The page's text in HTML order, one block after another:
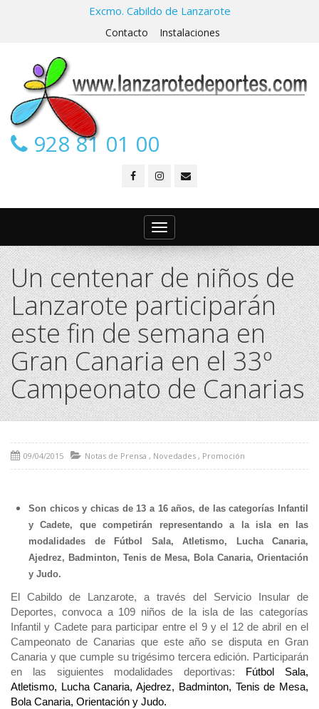
Excmo. Cabildo de Lanzarote
Contacto Instalaciones
928 81 01 00
Toggle
navigation
Un centenar de niños de
Lanzarote participarán
este fin de semana en
Gran Canaria en el 33º
Campeonato de Canarias
09/04/2015 Notas de Prensa , Novedades , Promoción
Son chicos y chicas de 13 a 16 años, de las categorías Infantil
y Cadete, que competirán representando a la isla en las
modalidades de Fútbol Sala, Atletismo, Lucha Canaria,
Ajedrez, Badminton, Tenis de Mesa, Bola Canaria, Orientación
y Judo.
El Cabildo de Lanzarote, a través del Servicio Insular de
Deportes, convoca a 109 niños de la isla de las categorías
Infantil y Cadete para participar entre el 9 y el 12 de abril en el
Campeonato de Canarias que este año se disputa en Gran
Canaria y que cumple su trigésimo tercera edición. Participarán
en las siguientes modalidades deportivas: Fútbol Sala,
Atletismo, Lucha Canaria, Ajedrez, Badminton, Tenis de Mesa,
Bola Canaria, Orientación y Judo.